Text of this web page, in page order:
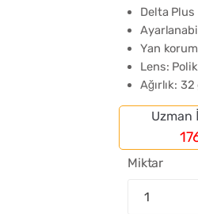
Delta
Yan
Lens:
Ağırlık:
Uzman
Miktar